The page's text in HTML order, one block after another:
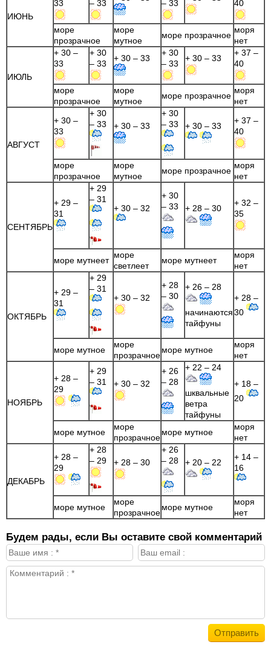
ИЮНЬ
33
– 33
– 33
40
море
прозрачное
море
мутное
море прозрачное
моря
нет
ИЮЛЬ
+ 30 –
33
+ 30
– 33
+ 30 – 33
+ 30
– 33
+ 30 – 33
+ 37 –
40
море
прозрачное
море
мутное
море прозрачное
моря
нет
АВГУСТ
+ 30 –
33
+ 30
– 33
+ 30 – 33
+ 30
– 33
+ 30 – 33
+ 37 –
40
море
прозрачное
море
мутное
море прозрачное
моря
нет
СЕНТЯБРЬ
+ 29 –
31
+ 29
– 31
+ 30 – 32
+ 30
– 33
+ 28 – 30
+ 32 –
35
море мутнеет
море
светлеет
море мутнеет
моря
нет
ОКТЯБРЬ
+ 29 –
31
+ 29
– 31
+ 30 – 32
+ 28
– 30
+ 26 – 28
начинаются
тайфуны
+ 28 –
30
море мутное
море
прозрачное
море мутное
моря
нет
НОЯБРЬ
+ 28 –
29
+ 29
– 31
+ 30 – 32
+ 26
– 28
+ 22 – 24
шквальные
ветра
тайфуны
+ 18 –
20
море мутное
море
прозрачное
море мутное
моря
нет
ДЕКАБРЬ
+ 28 –
29
+ 28
– 29
+ 28 – 30
+ 26
– 28
+ 20 – 22
+ 14 –
16
море мутное
море
прозрачное
море мутное
моря
нет
Будем рады, если Вы оставите свой комментарий